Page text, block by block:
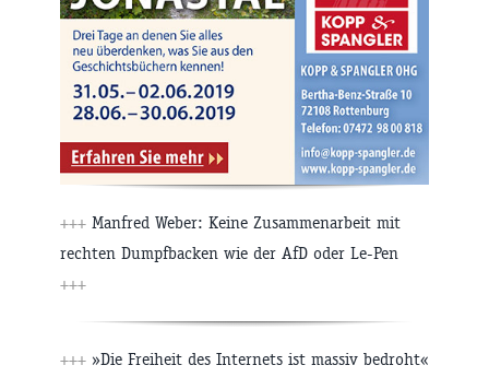
+++ Manfred Weber: Keine Zusammenarbeit mit
rechten Dumpfbacken wie der AfD oder Le-Pen
+++
+++ »Die Freiheit des Internets ist massiv bedroht«